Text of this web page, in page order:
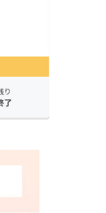
り
了